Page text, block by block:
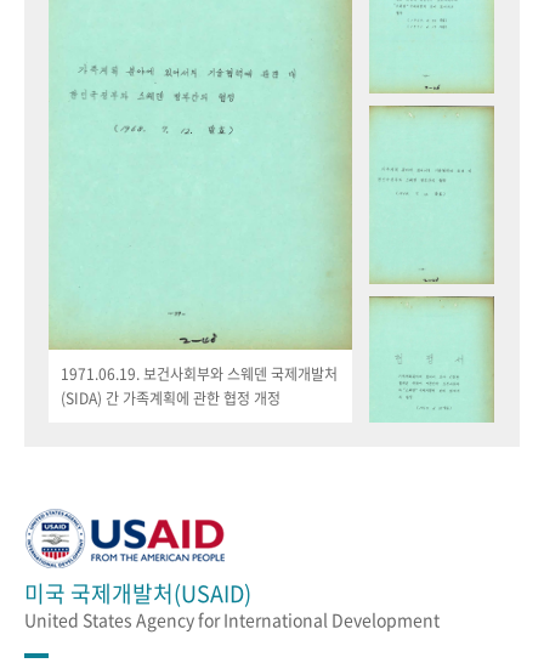
1971.06.19. 보건사회부와 스웨덴 국제개발처
(SIDA) 간 가족계획에 관한 협정 개정
미국 국제개발처(USAID)
United States Agency for International Development